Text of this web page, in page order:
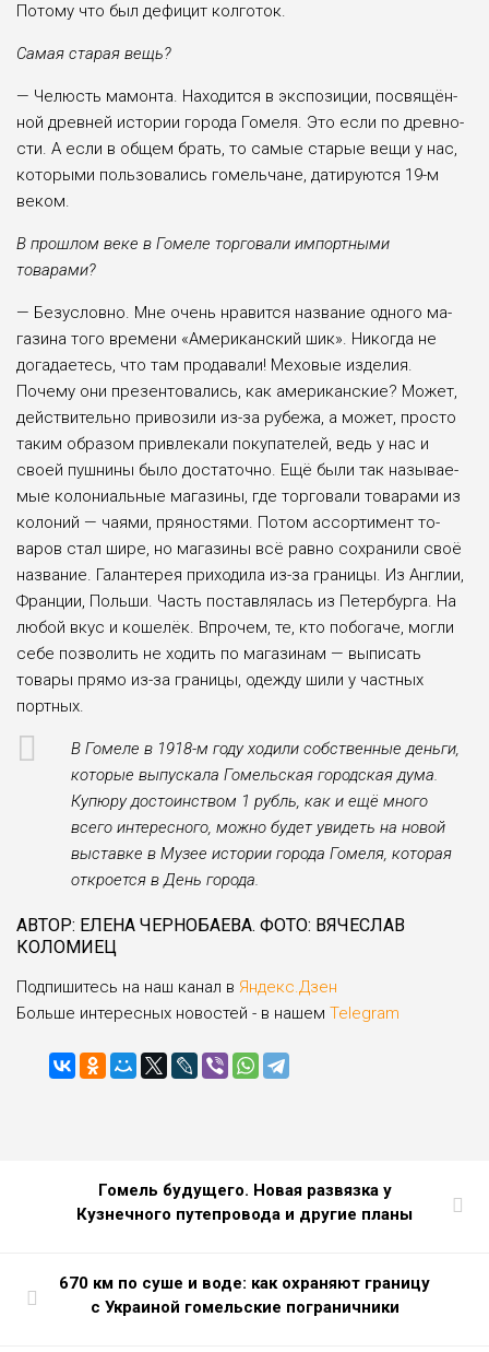
Потому что был де­фицит колготок.
Самая старая вещь?
— Челюсть мамон­та. Находится в экс­позиции, посвящён­
ной древней исто­рии города Гомеля. Это если по древно­
сти. А если в общем брать, то самые старые вещи у нас,
которыми пользова­лись гомельчане, датируются 19-м
веком.
В прошлом веке в Гомеле торгова­ли импортными
товарами?
— Безусловно. Мне очень нравится на­звание одного ма­
газина того вре­мени «Американ­ский шик». Никогда не
догадаетесь, что там продавали! Меховые изделия.
Почему они презен­товались, как аме­риканские? Может,
действительно при­возили из-за рубе­жа, а может, про­сто
таким образом привлекали покупа­телей, ведь у нас и
своей пушнины бы­ло достаточно. Ещё были так называе­
мые колониальные магазины, где тор­говали товарами из
колоний — чая­ми, пряностями. По­том ассортимент то­
варов стал шире, но магазины всё рав­но сохранили своё
название. Галанте­рея приходила из-за границы. Из Англии,
Франции, Польши. Часть поставлялась из Петербурга. На
любой вкус и коше­лёк. Впрочем, те, кто побогаче, могли
себе позво­лить не ходить по магазинам — выписать
товары прямо из-за грани­цы, одежду шили у частных
портных.
В Гомеле в 1918-м году хо­дили собственные деньги,
кото­рые выпускала Гомельская го­родская дума.
Купюру достоин­ством 1 рубль, как и ещё много
всего интересного, можно будет увидеть на новой
выставке в Му­зее истории города Гомеля, кото­рая
откроется в День города.
АВТОР: ЕЛЕНА ЧЕРНОБАЕВА. ФОТО: ВЯЧЕСЛАВ
КОЛОМИЕЦ
Подпишитесь на наш канал в Яндекс.Дзен
Больше интересных новостей - в нашем Telegram
Гомель будущего. Новая развязка у
Кузнечного путепровода и другие планы
670 км по суше и воде: как охраняют границу
с Украиной гомельские пограничники